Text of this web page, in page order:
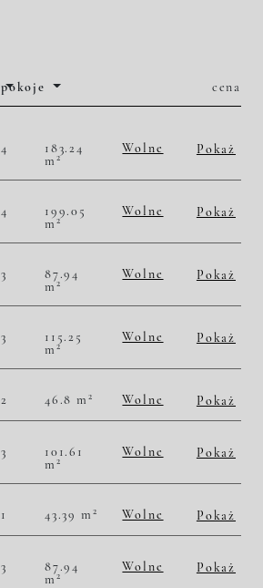
pokoje cena
4
183.24
m 2
Wolne
Pokaż
4
199.05
m 2
Wolne
Pokaż
3
87.94
m 2
Wolne
Pokaż
3
115.25
m 2
Wolne
Pokaż
2 46.8 m 2 Wolne
Pokaż
3
101.61
m 2
Wolne
Pokaż
1 43.39 m 2 Wolne
Pokaż
3
87.94
m 2
Wolne
Pokaż